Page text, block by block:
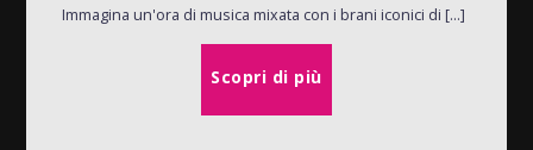
Immagina un'ora di musica mixata con i brani iconici di [...]
Scopri di più